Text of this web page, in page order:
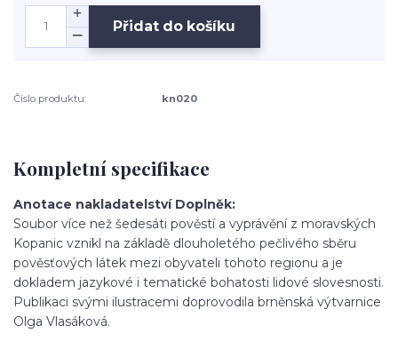
Přidat do košíku
Číslo produktu: kn020
Kompletní specifikace
Anotace nakladatelství Doplněk:
Soubor více než šedesáti pověstí a vyprávění z moravských
Kopanic vznikl na základě dlouholetého pečlivého sběru
pověsťových látek mezi obyvateli tohoto regionu a je
dokladem jazykové i tematické bohatosti lidové slovesnosti.
Publikaci svými ilustracemi doprovodila brněnská výtvarnice
Olga Vlasáková.